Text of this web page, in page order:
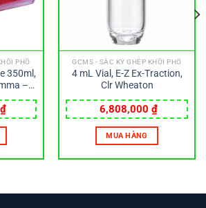
PHỔ
350ml,
–
₫
GCMS - SẮC KÝ GHÉP KHỐI PHỔ
4 mL Vial, E-Z Ex-Traction,
Clr Wheaton
6,808,000 ₫
MUA HÀNG